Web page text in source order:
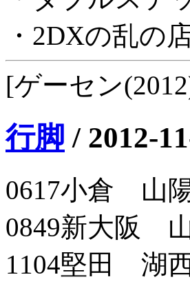
・2DXの乱の
[ゲーセン
行脚 / 2012-
0617小倉 山
0849新大阪
1104堅田 湖